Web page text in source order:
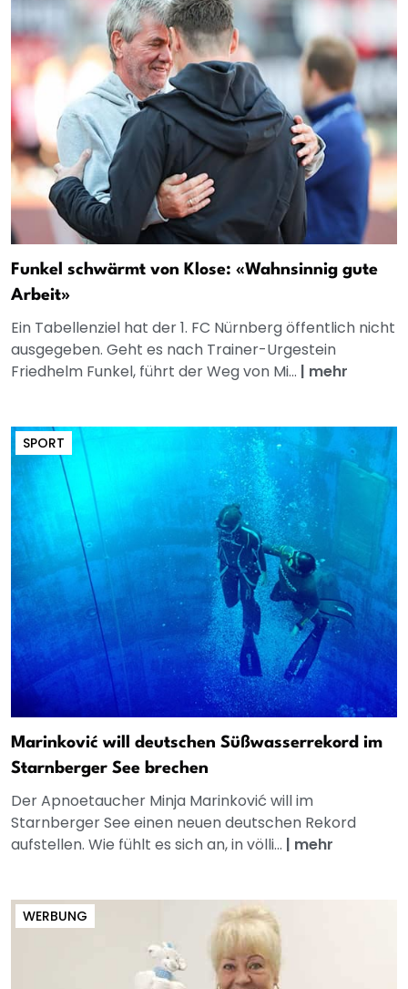
Funkel schwärmt von Klose: «Wahnsinnig gute
Arbeit»
Ein Tabellenziel hat der 1. FC Nürnberg öffentlich nicht
ausgegeben. Geht es nach Trainer-Urgestein
Friedhelm Funkel, führt der Weg von Mi... | mehr
SPORT
Marinković will deutschen Süßwasserrekord im
Starnberger See brechen
Der Apnoetaucher Minja Marinković will im
Starnberger See einen neuen deutschen Rekord
aufstellen. Wie fühlt es sich an, in völli... | mehr
WERBUNG